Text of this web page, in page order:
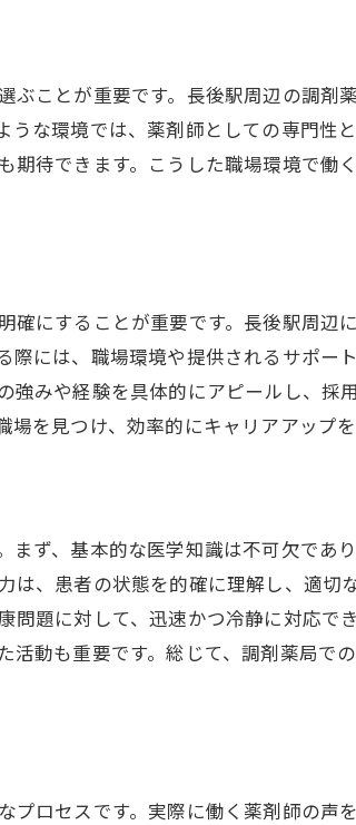
キャリアアップ事例紹介
性を高めるためのステップ
ための準備と心構え
べき今後のキャリア展望
ためのスキルセットの見直し方
を防ぐためのチェックポイント
る理想のキャリアパス
ャリア形成に役立つリソース
を理解した調剤薬局選び
る職場の雰囲気を判断する方法
薬局の特徴を徹底比較
り確認するためのポイント
を見極める視点
剤薬局でのキャリア形成法長後駅編
ことが重要です。長後駅周辺の調剤
な環境では、薬剤師としての専門性
待できます。こうした職場環境で働
にすることが重要です。長後駅周辺
には、職場環境や提供されるサポー
みや経験を具体的にアピールし、採
を見つけ、効率的にキャリアアップ
ず、基本的な医学知識は不可欠であ
、患者の状態を的確に理解し、適切
題に対して、迅速かつ冷静に対応で
動も重要です。総じて、調剤薬局で
ロセスです。実際に働く薬剤師の声